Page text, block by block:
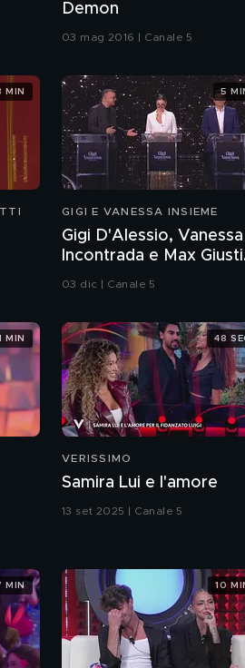
Demon
03 mag 2016 | Canale 5
MIN
GIGI E VANESSA INSIEME
Gigi D'Alessio, Vanessa
Incontrada e Max Giusti
nel monologo "Voi
03 dic | Canale 5
5
MIN
VERISSIMO
Samira Lui e l'amore
13 set 2025 | Canale 5
48
MIN 10